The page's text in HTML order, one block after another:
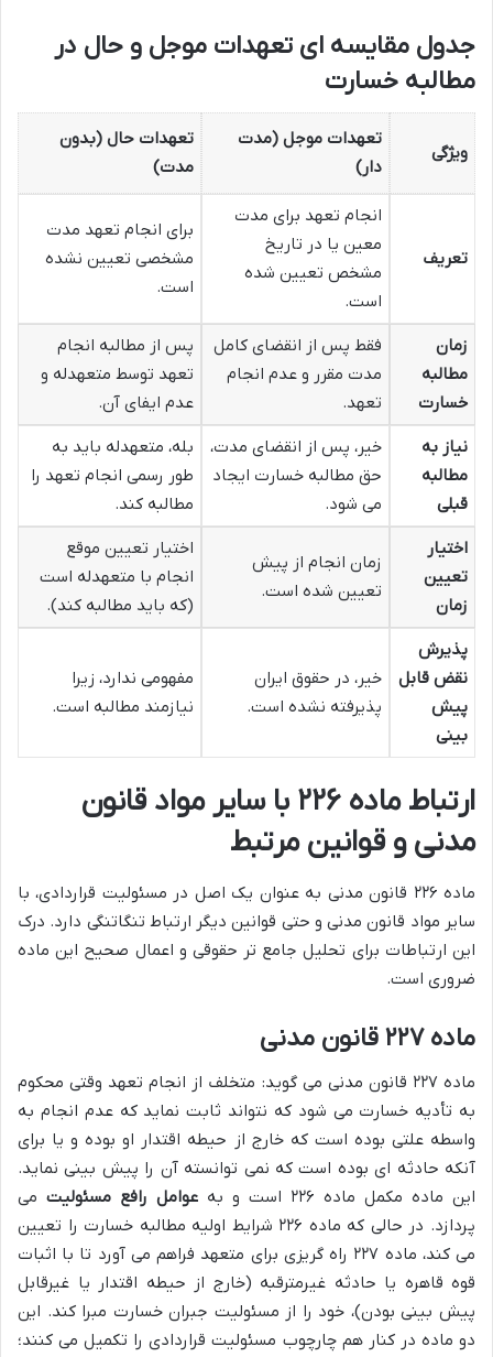
جدول مقایسه ای تعهدات موجل و حال در
مطالبه خسارت
ویژگی
تعهدات موجل (مدت
دار)
تعهدات حال (بدون
مدت)
تعریف
انجام تعهد برای مدت
معین یا در تاریخ
مشخص تعیین شده
است.
برای انجام تعهد مدت
مشخصی تعیین نشده
است.
زمان
مطالبه
خسارت
فقط پس از انقضای کامل
مدت مقرر و عدم انجام
تعهد.
پس از مطالبه انجام
تعهد توسط متعهدله و
عدم ایفای آن.
نیاز به
مطالبه
قبلی
خیر، پس از انقضای مدت،
حق مطالبه خسارت ایجاد
می شود.
بله، متعهدله باید به
طور رسمی انجام تعهد را
مطالبه کند.
اختیار
تعیین
زمان
زمان انجام از پیش
تعیین شده است.
اختیار تعیین موقع
انجام با متعهدله است
(که باید مطالبه کند).
پذیرش
نقض قابل
پیش
بینی
خیر، در حقوق ایران
پذیرفته نشده است.
مفهومی ندارد، زیرا
نیازمند مطالبه است.
ارتباط ماده ۲۲۶ با سایر مواد قانون
مدنی و قوانین مرتبط
ماده ۲۲۶ قانون مدنی به عنوان یک اصل در مسئولیت قراردادی، با
سایر مواد قانون مدنی و حتی قوانین دیگر ارتباط تنگاتنگی دارد. درک
این ارتباطات برای تحلیل جامع تر حقوقی و اعمال صحیح این ماده
ضروری است.
ماده ۲۲۷ قانون مدنی
ماده ۲۲۷ قانون مدنی می گوید: متخلف از انجام تعهد وقتی محکوم
به تأدیه خسارت می شود که نتواند ثابت نماید که عدم انجام به
واسطه علتی بوده است که خارج از حیطه اقتدار او بوده و یا برای
آنکه حادثه ای بوده است که نمی توانسته آن را پیش بینی نماید.
این ماده مکمل ماده ۲۲۶ است و به
عوامل رافع مسئولیت می
پردازد. در حالی که ماده ۲۲۶ شرایط اولیه مطالبه خسارت را تعیین
می کند، ماده ۲۲۷ راه گریزی برای متعهد فراهم می آورد تا با اثبات
قوه قاهره یا حادثه غیرمترقبه (خارج از حیطه اقتدار یا غیرقابل
پیش بینی بودن)، خود را از مسئولیت جبران خسارت مبرا کند. این
دو ماده در کنار هم چارچوب مسئولیت قراردادی را تکمیل می کنند؛